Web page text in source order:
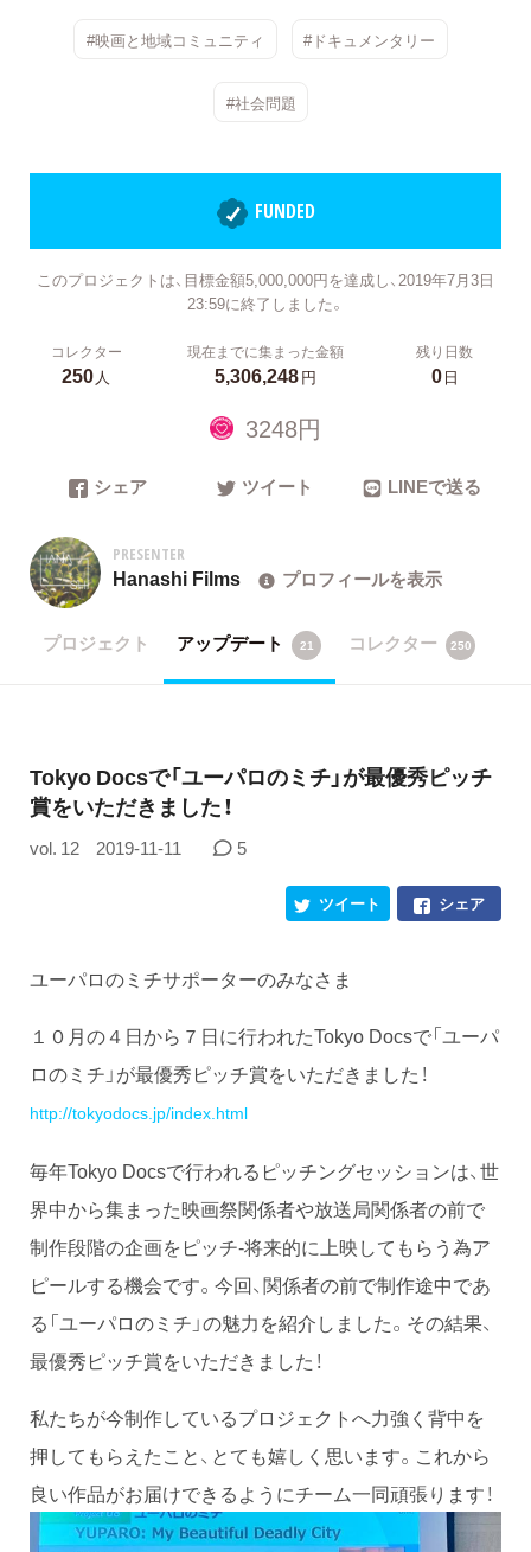
#映画と地域コミュニティ #ドキュメンタリー
#社会問題
FUNDED
このプロジェクトは、目標金額5,000,000円を達成し、2019年7月3日
23:59に終了しました。
コレクター
250人
現在までに集まった金額
5,306,248円
3248円
残り日数
0日
シェア ツイート LINEで送る
PRESENTER
Hanashi Films プロフィールを表示
プロジェクト アップデート 21 コレクター 250
Tokyo Docsで「ユーパロのミチ」が最優秀ピッチ
賞をいただきました！
vol. 12 2019-11-11 5
シェア
ツイート
ユーパロのミチサポーターのみなさま
１０月の４日から７日に行われたTokyo Docsで「ユーパ
ロのミチ」が最優秀ピッチ賞をいただきました！
http://tokyodocs.jp/index.html
毎年Tokyo Docsで行われるピッチングセッションは、世
界中から集まった映画祭関係者や放送局関係者の前で
制作段階の企画をピッチ-将来的に上映してもらう為ア
ピールする機会です。今回、関係者の前で制作途中であ
る「ユーパロのミチ」の魅力を紹介しました。その結果、
最優秀ピッチ賞をいただきました！
私たちが今制作しているプロジェクトへ力強く背中を
押してもらえたこと、とても嬉しく思います。これから
良い作品がお届けできるようにチーム一同頑張ります！